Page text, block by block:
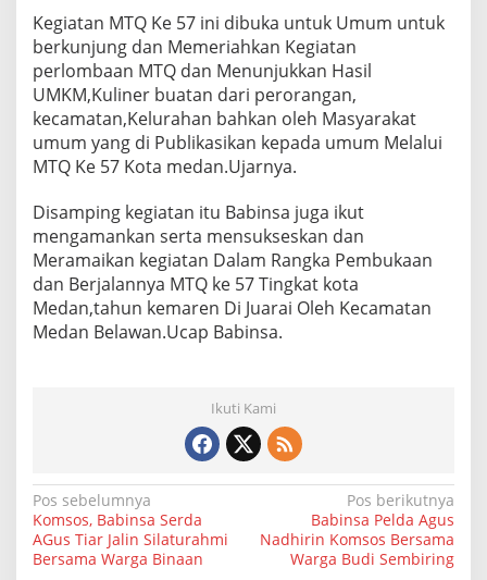
l
u
P
a
w
a
i
a
a
r
u
f
S
r
k
Kegiatan MTQ Ke 57 ini dibuka untuk Umum untuk
berkunjung dan Memeriahkan Kegiatan
perlombaan MTQ dan Menunjukkan Hasil
UMKM,Kuliner buatan dari perorangan,
kecamatan,Kelurahan bahkan oleh Masyarakat
umum yang di Publikasikan kepada umum Melalui
MTQ Ke 57 Kota medan.Ujarnya.
Disamping kegiatan itu Babinsa juga ikut
mengamankan serta mensukseskan dan
Meramaikan kegiatan Dalam Rangka Pembukaan
dan Berjalannya MTQ ke 57 Tingkat kota
Medan,tahun kemaren Di Juarai Oleh Kecamatan
Medan Belawan.Ucap Babinsa.
Ikuti Kami
N
a
v
Pos sebelumnya
Komsos, Babinsa Serda
AGus Tiar Jalin Silaturahmi
Bersama Warga Binaan
Pos berikutnya
Babinsa Pelda Agus
Nadhirin Komsos Bersama
Warga Budi Sembiring